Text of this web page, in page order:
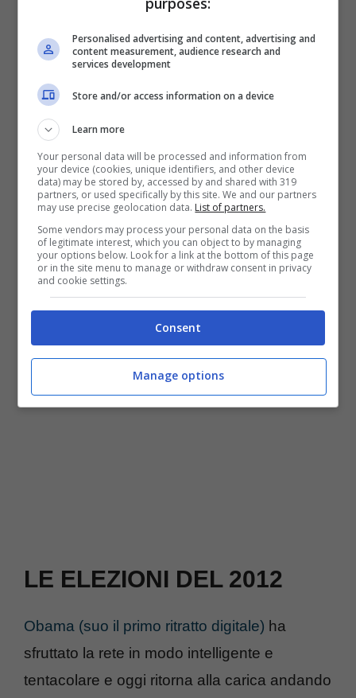
Nei prossimi giorni è attesa una nuova
ondata di messaggi anche su
dove annovera 43 milioni di fan – per
proseguire il discorso alla ricerca della
conferma allaCasa Bianca. Dieci anni fa
(ma forse anche meno) si sarebbe riso in
faccia a un sostenitore delwebcome
strumento di propaganda politica. Oggi è il
must non solo perObamae colleghi, ma
persino per il candidato sindaco del paese di
500 anime in mezzo alle campagne.
LE ELEZIONI DEL 2012
Obama (suo il primo ritratto digitale) ha
sfruttato la rete in modo intelligente e
tentacolare e oggi ritorna alla carica andando
Personalised advertising and content, advertising and
content measurement, audience research and
services development
Store and/or access information on a device
Learn more
Your personal data will be processed and information from
your device (cookies, unique identifiers, and other device
data) may be stored by, accessed by and shared with 319
partners, or used specifically by this site. We and our partners
may use precise geolocation data. List of partners.
Some vendors may process your personal data on the basis
of legitimate interest, which you can object to by managing
your options below. Look for a link at the bottom of this page
or in the site menu to manage or withdraw consent in privacy
and cookie settings.
Consent
Manage options